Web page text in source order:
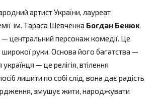
артист України, лауреат
ім. Тараса Шевченка Богдан Бенюк.
центральний персонаж комедії. Це
широкої руки. Основа його багатства —
— це релігія, втілення
лишити по собі слід, вона дає радість
змушує жити, народжувати